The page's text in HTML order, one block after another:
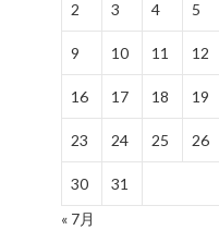
2 3 4 5
9 10 11 12
16 17 18 19
23 24 25 26
30
31
« 7月